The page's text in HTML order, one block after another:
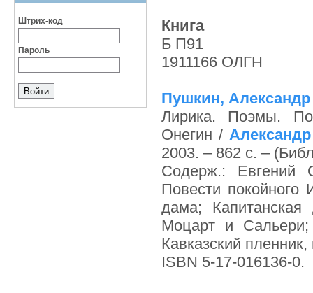
Штрих-код
Пароль
Книга
Б П91
1911166 ОЛГН
Пушкин, Александр
Лирика. Поэмы.
Онегин /
2003. – 862 с. –
Содерж.: Евгений
Повести покойного
дама; Капитанская
Моцарт и
Кавказский
ISBN 5-17-016136-0.